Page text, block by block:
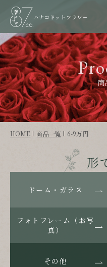
ハナコドットフラワー
商
HOME 商品一覧 6-9万円
形
ドーム・ガラス
フォトフレーム（お写
真）
その他